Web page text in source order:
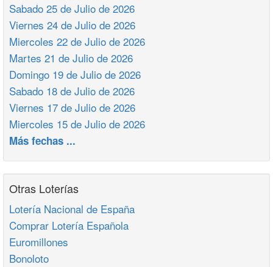
Sabado 25 de Julio de 2026
Viernes 24 de Julio de 2026
Miercoles 22 de Julio de 2026
Martes 21 de Julio de 2026
Domingo 19 de Julio de 2026
Sabado 18 de Julio de 2026
Viernes 17 de Julio de 2026
Miercoles 15 de Julio de 2026
Más fechas ...
Otras Loterías
Lotería Nacional de España
Comprar Lotería Española
Euromillones
Bonoloto